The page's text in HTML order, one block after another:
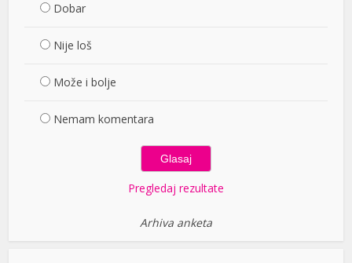
Dobar
Nije loš
Može i bolje
Nemam komentara
Pregledaj rezultate
Arhiva anketa